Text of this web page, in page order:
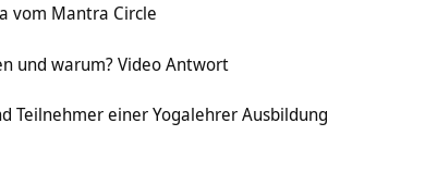
vom Mantra Circle
und warum? Video Antwort
Teilnehmer einer Yogalehrer Ausbildung